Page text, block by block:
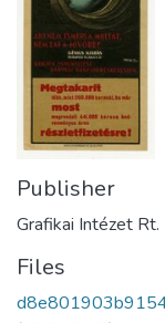
Publisher
Grafikai Intézet Rt.
Files